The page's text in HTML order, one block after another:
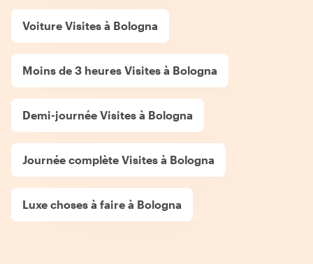
Voiture Visites à Bologna
Moins de 3 heures Visites à Bologna
Demi-journée Visites à Bologna
Journée complète Visites à Bologna
Luxe choses à faire à Bologna